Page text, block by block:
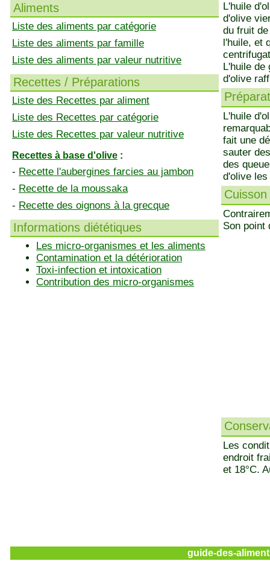
Aliments
Liste des aliments par catégorie
Liste des aliments par famille
Liste des aliments par valeur nutritive
Recettes / Préparations
Liste des Recettes par aliment
Liste des Recettes par catégorie
Liste des Recettes par valeur nutritive
Recettes à base d'olive :
- Recette l'aubergines farcies au jambon
- Recette de la moussaka
- Recette des oignons à la grecque
Informations diététiques
Les micro-organismes et les aliments
Contamination et la détérioration
Toxi-infection et intoxication
Contribution des micro-organismes
L'huile
d'olive
du fruit
l'huile, et
L'huile de
d'olive
L'huile
fait une
sauter
des
d'olive
Cuisson
Son point
Les
endroit
et 18°C.
guide-des-